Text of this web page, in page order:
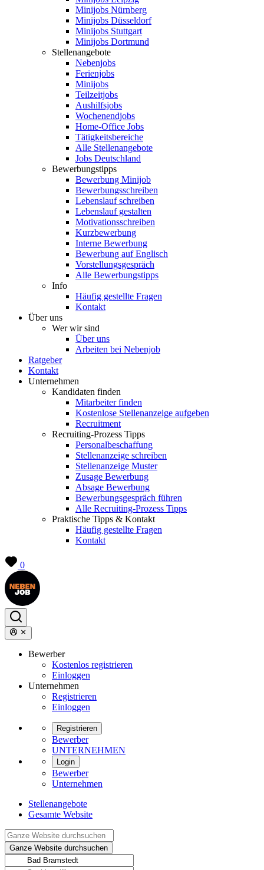
Minijobs Nürnberg
Minijobs Düsseldorf
Minijobs Stuttgart
Minijobs Dortmund
Stellenangebote
Nebenjobs
Ferienjobs
Minijobs
Teilzeitjobs
Aushilfsjobs
Wochenendjobs
Home-Office Jobs
Tätigkeitsbereiche
Alle Stellenangebote
Jobs Deutschland
Bewerbungstipps
Bewerbung Minijob
Bewerbungsschreiben
Lebenslauf schreiben
Lebenslauf gestalten
Motivationsschreiben
Kurzbewerbung
Interne Bewerbung
Bewerbung auf Englisch
Vorstellungsgespräch
Alle Bewerbungstipps
Info
Häufig gestellte Fragen
Kontakt
Über uns
Wer wir sind
Über uns
Arbeiten bei Nebenjob
Ratgeber
Kontakt
Unternehmen
Kandidaten finden
Mitarbeiter finden
Kostenlose Stellenanzeige aufgeben
Recruitment
Recruiting-Prozess Tipps
Personalbeschaffung
Stellenanzeige schreiben
Stellenanzeige Muster
Zusage Bewerbung
Absage Bewerbung
Bewerbungsgespräch führen
Alle Recruiting-Prozess Tipps
Praktische Tipps & Kontakt
Häufig gestellte Fragen
Kontakt
0
Bewerber
Kostenlos registrieren
Einloggen
Unternehmen
Registrieren
Einloggen
Registrieren
Bewerber
UNTERNEHMEN
Login
Bewerber
Unternehmen
Stellenangebote
Gesamte Website